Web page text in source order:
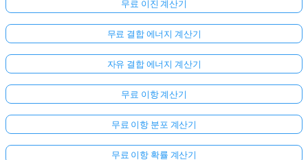
무료 이진 계산기
무료 결합 에너지 계산기
자유 결합 에너지 계산기
무료 이항 계산기
무료 이항 분포 계산기
무료 이항 확률 계산기